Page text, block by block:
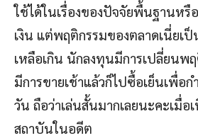
ใช้ได้ในเรื่องของปัจจัยพื้นฐานหรือ
เงิน แต่พฤติกรรมของตลาดเนี่ยเ
เหลือเกิน นักลงทุนมีการเปลี่ยนพ
มีการขายเช้าแล้วก็ไปซื้อเย็นเพื่อก
วัน ถือว่าเล่นสั้นมากเลยนะคะเมื่
สถาบันในอดีต